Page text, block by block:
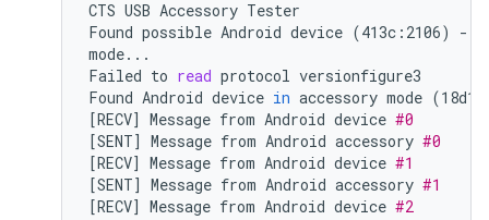
CTS USB Accessory Tester
Found possible Android device (413c:2106) -
mode...
Failed to read protocol versionfigure3
Found Android device in accessory mode (
[RECV] Message from Android device #0
[SENT] Message from Android accessory #0
[RECV] Message from Android device #1
[SENT] Message from Android accessory #1
[RECV] Message from Android device #2